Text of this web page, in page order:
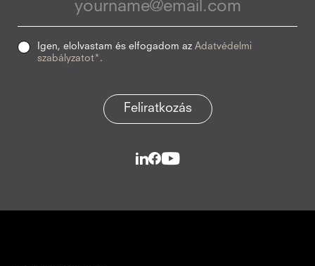
Igen, elolvastam és elfogadom az Adatvédelmi
szabályzatot* .
Feliratkozás